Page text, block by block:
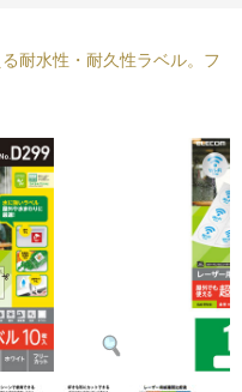
耐水性・耐久性ラベル。フ